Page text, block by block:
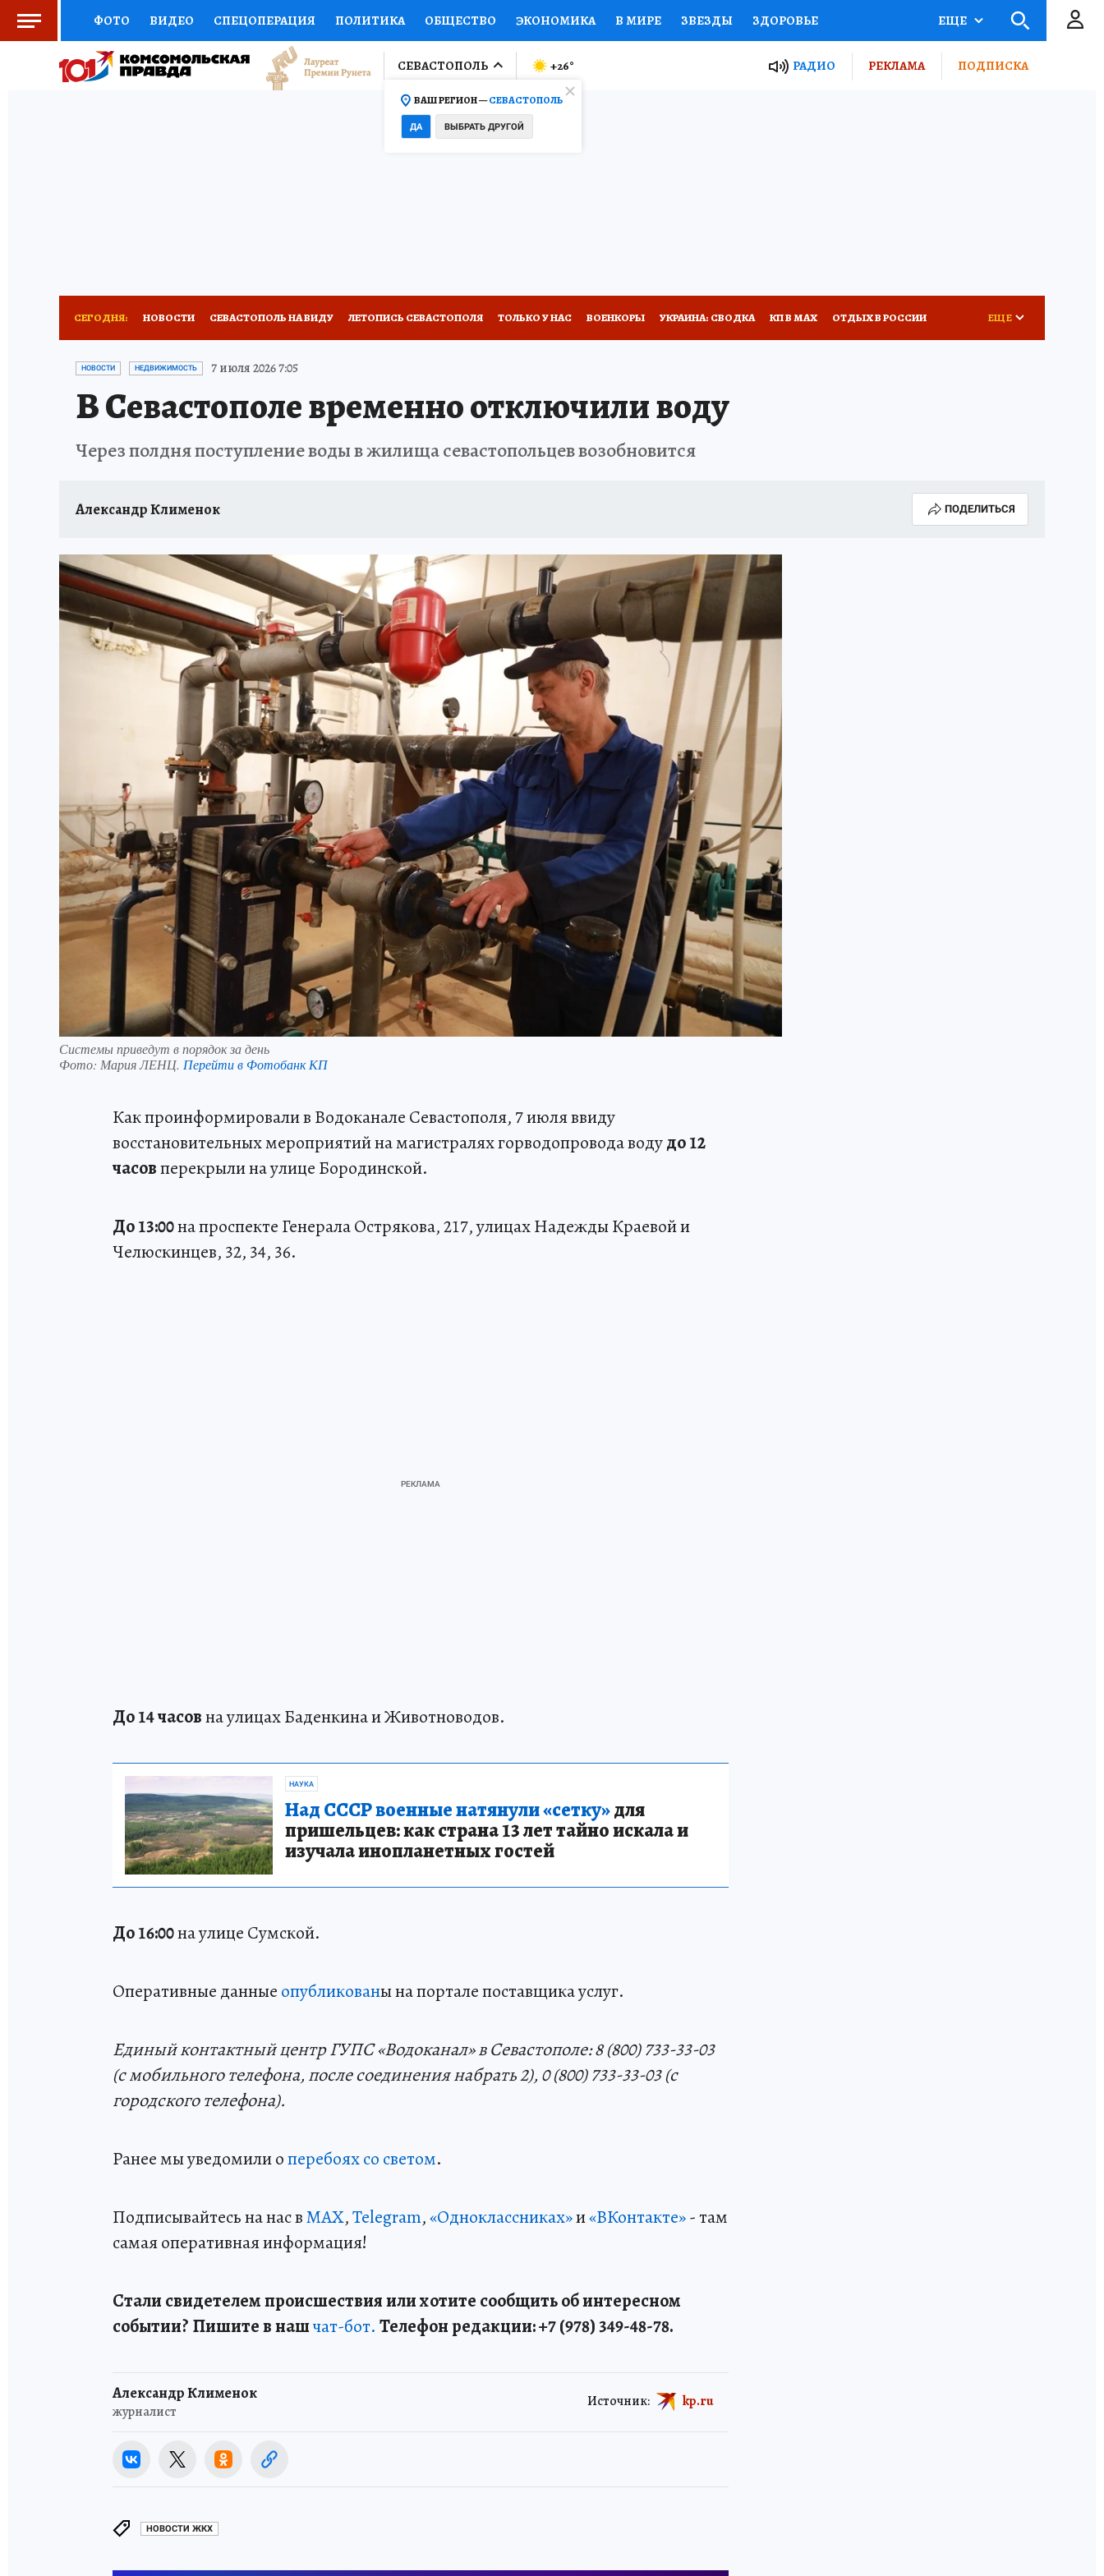
ФОТО ВИДЕО СПЕЦОПЕРАЦИЯ ПОЛИТИКА ОБЩЕСТВО ЭКОНОМИКА В МИРЕ ЗВЕЗДЫ ЗДОРОВЬЕ
СОЦПОДДЕРЖКА НАУКА СПОРТ КОЛУМНИСТЫ ПРОИСШЕСТВИЯ НАЦИОНАЛЬНЫЕ ПРОЕКТЫ РОССИИ
ОТКРЫВАЕМ МИР Я ЗНАЮ
ПРОМОКОДЫ СЕРИАЛЫ
ЕЩЕ
СЕВАСТОПОЛЬ
ВАШ РЕГИОН —СЕВАСТОПОЛЬ
ДА ВЫБРАТЬ ДРУГОЙ
+26° РАДИО РЕКЛАМА ПОДПИСКА
СЕГОДНЯ: НОВОСТИ СЕВАСТОПОЛЬ НА ВИДУ ЛЕТОПИСЬ СЕВАСТОПОЛЯ ТОЛЬКО У НАС ВОЕНКОРЫ УКРАИНА: СВОДКА КП В МАХ ОТДЫХ В РОССИИ
ЗАПОВЕДНАЯ РОССИЯ ПРОИСШЕСТВИЯ
ЕЩЕ
НОВОСТИ НЕДВИЖИМОСТЬ 7 июля 2026 7:05
В Севастополе временно отключили воду
Через полдня поступление воды в жилища севастопольцев возобновится
Александр Клименок ПОДЕЛИТЬСЯ
Системы приведут в порядок за день
Фото: Мария ЛЕНЦ. Перейти в Фотобанк КП
Как проинформировали в Водоканале Севастополя, 7 июля ввиду
восстановительных мероприятий на магистралях горводопровода водудо 12
часовперекрыли на улице Бородинской.
До 13:00на проспекте Генерала Острякова, 217, улицах Надежды Краевой и
Челюскинцев, 32, 34, 36.
До 14 часовна улицах Баденкина и Животноводов.
НАУКА
Над СССР военные натянули «сетку»для
пришельцев: как страна 13 лет тайно искала и
изучала инопланетных гостей
До 16:00на улице Сумской.
Оперативные данные опубликованы на портале поставщика услуг.
Единый контактный центр ГУПС «Водоканал» в Севастополе: 8 (800) 733-33-03
(с мобильного телефона, после соединения набрать 2), 0 (800) 733-33-03 (с
городского телефона).
Ранее мы уведомили оперебоях со светом.
Подписывайтесь на нас вMAX,Telegram,«Одноклассниках»и«ВКонтакте»- там
самая оперативная информация!
Стали свидетелем происшествия или хотите сообщить об интересном
событии? Пишите в нашчат-бот. Телефон редакции: +7 (978) 349-48-78.
Александр Клименок
журналист
Источник: kp.ru
НОВОСТИ ЖКХ